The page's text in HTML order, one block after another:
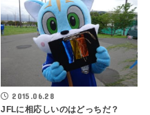
2015.06.28
JFLに相応しいのはどっちだ？